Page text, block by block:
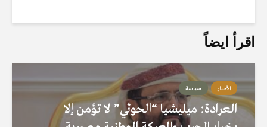
اقرأ ايضاً
الأخبار سياسة
العرادة: ميليشيا “الحوثي” لا تؤمن إلا